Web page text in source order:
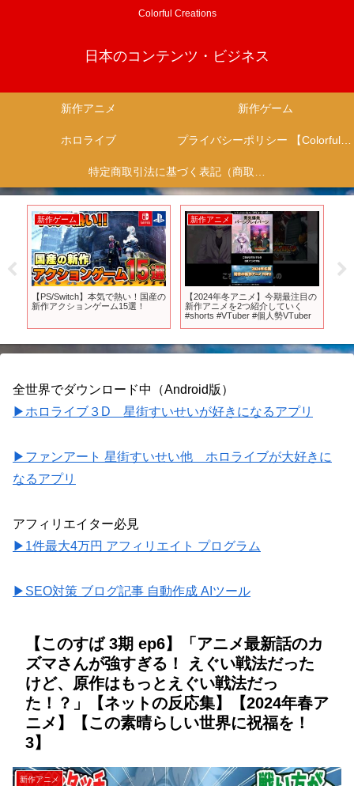
Colorful Creations
日本のコンテンツ・ビジネス
新作アニメ 新作ゲーム
ホロライブ プライバシーポリシー 【Colorful Creation】
特定商取引法に基づく表記（商取引に関する開示）
新作アニメ
【2024年冬アニメ】今期最注目の
新作アニメを2つ紹介していく
新作アニメ
【2026年放送決定】TVアニメ『リ
ィンカーネーションの花弁』PV第
【スイッ
全世界でダウンロード中（Android版）
▶ホロライブ３D 星街すいせいが好きになるアプリ
▶ファンアート 星街すいせい他 ホロライブが大好きに
なるアプリ
アフィリエイター必見
▶1件最大4万円 アフィリエイト プログラム
▶SEO対策 ブログ記事 自動作成 AIツール
【このすば 3期 ep6】「アニメ最新話のカ
ズマさんが強すぎる！ えぐい戦法だった
けど、原作はもっとえぐい戦法だっ
た！？」【ネットの反応集】【2024年春ア
ニメ】【この素晴らしい世界に祝福を！
3】
新作アニメ